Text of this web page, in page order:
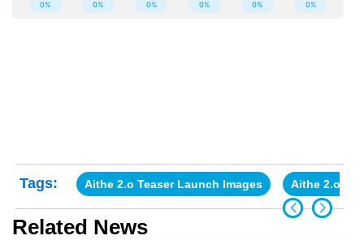
Tags: Aithe 2.o Teaser Launch Images Aithe 2.o
Related News